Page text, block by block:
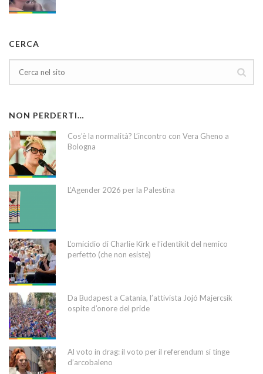
CERCA
NON PERDERTI…
Cos’è la normalità? L’incontro con Vera Gheno a
Bologna
L’Agender 2026 per la Palestina
L’omicidio di Charlie Kirk e l’identikit del nemico
perfetto (che non esiste)
Da Budapest a Catania, l’attivista Jojó Majercsik
ospite d’onore del pride
Al voto in drag: il voto per il referendum si tinge
d’arcobaleno